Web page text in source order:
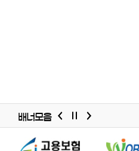
슬라이드
배너모음